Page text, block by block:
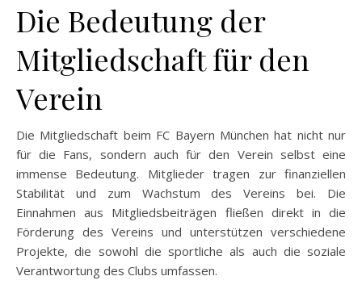
Die Bedeutung der
Mitgliedschaft für den
Verein
Die Mitgliedschaft beim FC Bayern München hat nicht nur
für die Fans, sondern auch für den Verein selbst eine
immense Bedeutung. Mitglieder tragen zur finanziellen
Stabilität und zum Wachstum des Vereins bei. Die
Einnahmen aus Mitgliedsbeiträgen fließen direkt in die
Förderung des Vereins und unterstützen verschiedene
Projekte, die sowohl die sportliche als auch die soziale
Verantwortung des Clubs umfassen.